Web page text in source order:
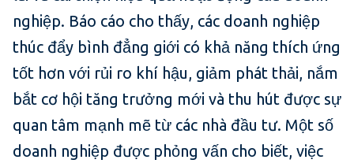
nghiệp. Báo cáo cho thấy, các doanh nghiệp
thúc đẩy bình đẳng giới có khả năng thích ứng
tốt hơn với rủi ro khí hậu, giảm phát thải, nắm
bắt cơ hội tăng trưởng mới và thu hút được sự
quan tâm mạnh mẽ từ các nhà đầu tư. Một số
doanh nghiệp được phỏng vấn cho biết, việc